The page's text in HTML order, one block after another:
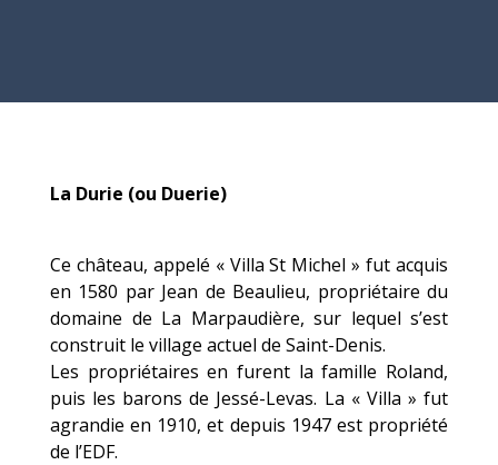
La Durie (ou Duerie)
Ce château, appelé « Villa St Michel » fut acquis
en 1580 par Jean de Beaulieu, propriétaire du
domaine de La Marpaudière, sur lequel s’est
construit le village actuel de Saint-Denis.
Les propriétaires en furent la famille Roland,
puis les barons de Jessé-Levas. La « Villa » fut
agrandie en 1910, et depuis 1947 est propriété
de l’EDF.